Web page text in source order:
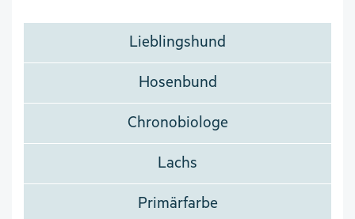
Lieblingshund
Hosenbund
Chronobiologe
Lachs
Primärfarbe